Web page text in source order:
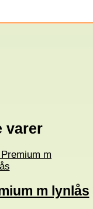
varer
m lynlås